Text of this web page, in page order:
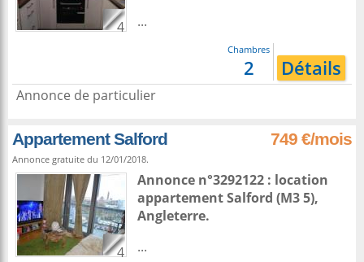
4
...
Chambres
2 Détails
Annonce de particulier
Appartement Salford 749 €/mois
Annonce gratuite du 12/01/2018.
4
Annonce n°3292122 : location
appartementSalford (M3 5),
Angleterre.
...